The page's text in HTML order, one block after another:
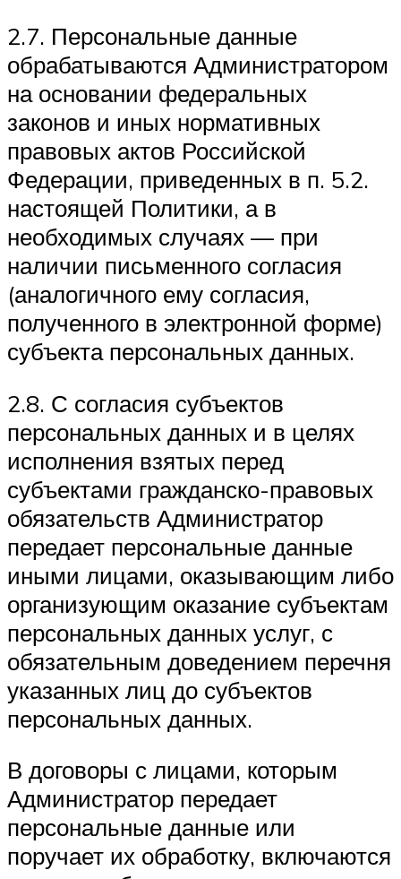
2.7. Персональные данные
обрабатываются Администратором
на основании федеральных
законов и иных нормативных
правовых актов Российской
Федерации, приведенных в п. 5.2.
настоящей Политики, а в
необходимых случаях — при
наличии письменного согласия
(аналогичного ему согласия,
полученного в электронной форме)
субъекта персональных данных.
2.8. С согласия субъектов
персональных данных и в целях
исполнения взятых перед
субъектами гражданско-правовых
обязательств Администратор
передает персональные данные
иными лицами, оказывающим либо
организующим оказание субъектам
персональных данных услуг, с
обязательным доведением перечня
указанных лиц до субъектов
персональных данных.
В договоры с лицами, которым
Администратор передает
персональные данные или
поручает их обработку, включаются